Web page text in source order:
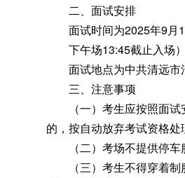
二、面试安排
面试时间为2025年9月
下午场13:45截止入场）
面试地点为中共清远市
三、注意事项
（一）考生应按照面试
的，按自动放弃考试资格处
（二）考场不提供停车
（三）考生不得穿着制